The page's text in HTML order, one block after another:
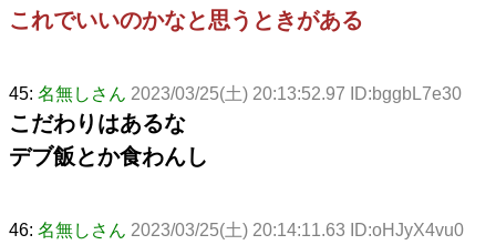
これでいいのかなと思うときがある
45: 名無しさん 2023/03/25(土) 20:13:52.97 ID:bggbL7e30
こだわりはあるな
デブ飯とか食わんし
46: 名無しさん 2023/03/25(土) 20:14:11.63 ID:oHJyX4vu0